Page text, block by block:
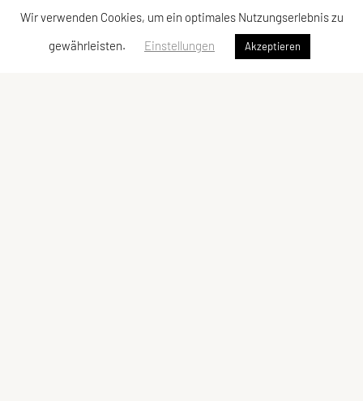
Wir verwenden Cookies, um ein optimales Nutzungserlebnis zu
gewährleisten.
Einstellungen Akzeptieren